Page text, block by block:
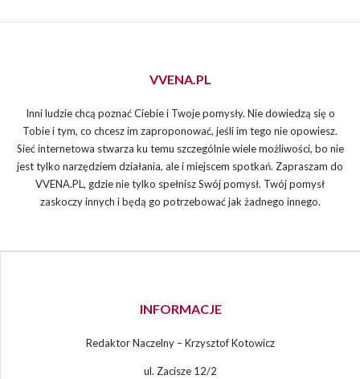
VVENA.PL
Inni ludzie chcą poznać Ciebie i Twoje pomysły. Nie dowiedzą się o
Tobie i tym, co chcesz im zaproponować, jeśli im tego nie opowiesz.
Sieć internetowa stwarza ku temu szczególnie wiele możliwości, bo nie
jest tylko narzędziem działania, ale i miejscem spotkań. Zapraszam do
VVENA.PL, gdzie nie tylko spełnisz Swój pomysł. Twój pomysł
zaskoczy innych i będą go potrzebować jak żadnego innego.
INFORMACJE
Redaktor Naczelny – Krzysztof Kotowicz
ul. Zacisze 12/2